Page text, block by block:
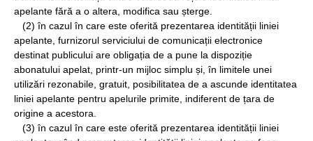
apelante fără a o altera, modifica sau șterge.
(2) în cazul în care este oferită prezentarea identității liniei
apelante, furnizorul serviciului de comunicații electronice
destinat publicului are obligația de a pune la dispoziție
abonatului apelat, printr-un mijloc simplu și, în limitele unei
utilizări rezonabile, gratuit, posibilitatea de a ascunde identitatea
liniei apelante pentru apelurile primite, indiferent de țara de
origine a acestora.
(3) în cazul în care este oferită prezentarea identității liniei